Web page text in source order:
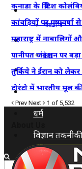
शिक्षा
नौकरियां
जीवन शैली
हेल्थ
क्राइम
कृषि
धर्म
विज्ञान तकनीकी
कनाडा के ब्रिटिश
कांवड़ियों पर
महाराष्ट्र में
पानीपत जंक्शन पर बड़ा
तुर्किये ने ईरान को
टोरंटो में भारतीय मूल
Prev Next 1 of 5,532